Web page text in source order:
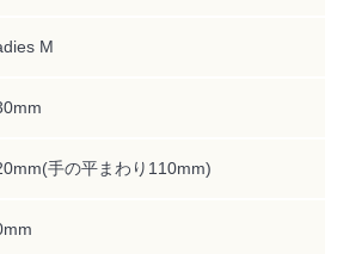
M
手の平まわり110mm)